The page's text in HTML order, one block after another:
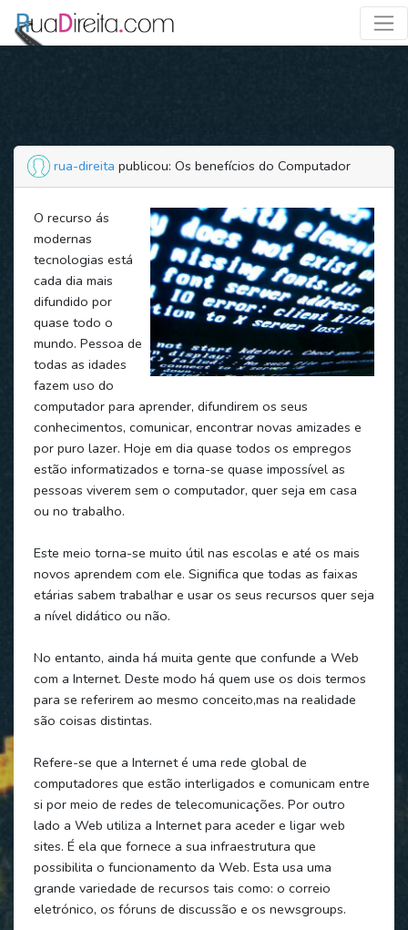
rua-direita publicou: Os benefícios do Computador
O recurso ás
modernas
tecnologias está
cada dia mais
difundido por
quase todo o
mundo. Pessoa de
todas as idades
fazem uso do
computador para aprender, difundirem os seus
conhecimentos, comunicar, encontrar novas amizades e
por puro lazer. Hoje em dia quase todos os empregos
estão informatizados e torna-se quase impossível as
pessoas viverem sem o computador, quer seja em casa
ou no trabalho.
Este meio torna-se muito útil nas escolas e até os mais
novos aprendem com ele. Significa que todas as faixas
etárias sabem trabalhar e usar os seus recursos quer seja
a nível didático ou não.
No entanto, ainda há muita gente que confunde a Web
com a Internet. Deste modo há quem use os dois termos
para se referirem ao mesmo conceito,mas na realidade
são coisas distintas.
Refere-se que a Internet é uma rede global de
computadores que estão interligados e comunicam entre
si por meio de redes de telecomunicações. Por outro
lado a Web utiliza a Internet para aceder e ligar web
sites. É ela que fornece a sua infraestrutura que
possibilita o funcionamento da Web. Esta usa uma
grande variedade de recursos tais como: o correio
eletrónico, os fóruns de discussão e os newsgroups.